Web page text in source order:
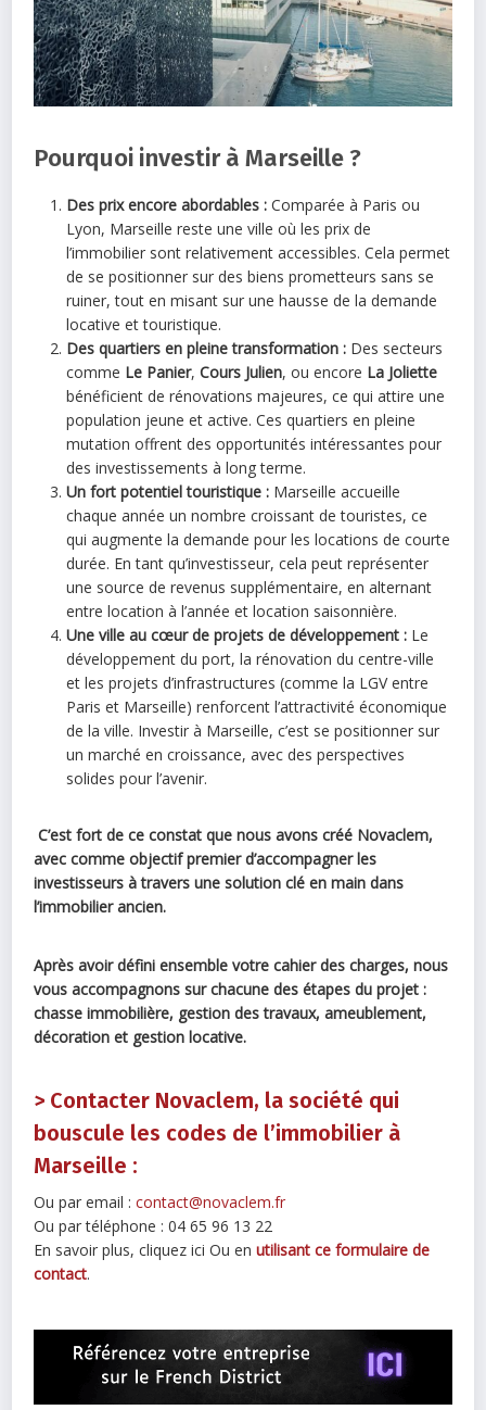
Pourquoi investir à Marseille ?
Des prix encore abordables : Comparée à Paris ou
Lyon, Marseille reste une ville où les prix de
l’immobilier sont relativement accessibles. Cela permet
de se positionner sur des biens prometteurs sans se
ruiner, tout en misant sur une hausse de la demande
locative et touristique.
Des quartiers en pleine transformation : Des secteurs
comme Le Panier,Cours Julien, ou encore La Joliette
bénéficient de rénovations majeures, ce qui attire une
population jeune et active. Ces quartiers en pleine
mutation offrent des opportunités intéressantes pour
des investissements à long terme.
Un fort potentiel touristique : Marseille accueille
chaque année un nombre croissant de touristes, ce
qui augmente la demande pour les locations de courte
durée. En tant qu’investisseur, cela peut représenter
une source de revenus supplémentaire, en alternant
entre location à l’année et location saisonnière.
Une ville au cœur de projets de développement : Le
développement du port, la rénovation du centre-ville
et les projets d’infrastructures (comme la LGV entre
Paris et Marseille) renforcent l’attractivité économique
de la ville. Investir à Marseille, c’est se positionner sur
un marché en croissance, avec des perspectives
solides pour l’avenir.
C’est fort de ce constat que nous avons créé Novaclem,
avec comme objectif premier d’accompagner les
investisseurs à travers une solution clé en main dans
l’immobilier ancien.
Après avoir défini ensemble votre cahier des charges, nous
vous accompagnons sur chacune des étapes du projet :
chasse immobilière, gestion des travaux, ameublement,
décoration et gestion locative.
> Contacter Novaclem, la société qui
bouscule les codes de l’immobilier à
Marseille :
Ou par email :contact@novaclem.fr
Ou par téléphone : 04 65 96 13 22
En savoir plus, cliquez ici Ou enutilisant ce formulaire de
contact.